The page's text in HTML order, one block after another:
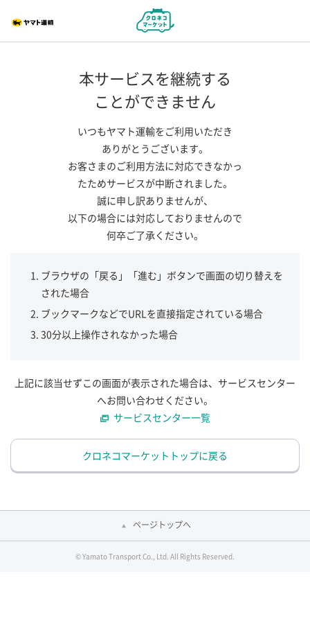
本サービスを継続する
ことができません
いつもヤマト運輸をご利用いただき
ありがとうございます。
お客さまのご利用方法に対応できなかっ
たためサービスが中断されました。
誠に申し訳ありませんが、
以下の場合には対応しておりませんので
何卒ご了承ください。
ブラウザの「戻る」「進む」ボタンで画面の切り替えを
された場合
ブックマークなどでURLを直接指定されている場合
30分以上操作されなかった場合
上記に該当せずこの画面が表示された場合は、サービスセンター
へお問い合わせください。
サービスセンター一覧
クロネコマーケットトップに戻る
ページトップへ
© Yamato Transport Co., Ltd. All Rights Reserved.